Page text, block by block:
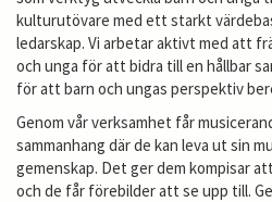
kulturutövare med ett starkt
ledarskap. Vi arbetar aktivt med att
och unga för att bidra till en hållbar
för att barn och ungas perspektiv
Genom vår verksamhet får
sammanhang där de kan leva ut sin
gemenskap. Det ger dem kompisar
och de får förebilder att se upp till.